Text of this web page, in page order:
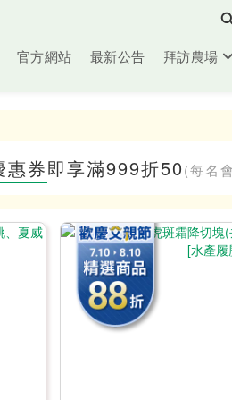
官方網站 最新公告 拜訪農場
惠券即享滿999折50(每名